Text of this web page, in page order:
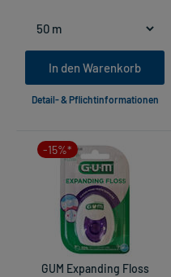
In den Warenkorb
Detail- & Pflichtinformationen
-15%*
GUM Expanding Floss